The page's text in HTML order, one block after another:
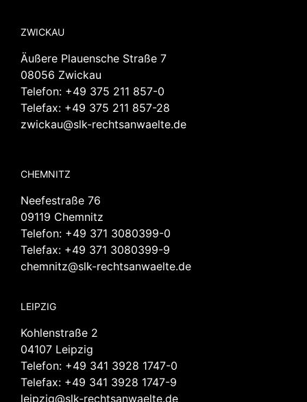
ZWICKAU
Äußere Plauensche Straße 7
08056 Zwickau
Telefon: +49 375 211 857-0
Telefax: +49 375 211 857-28
zwickau@slk-rechtsanwaelte.de
CHEMNITZ
Neefestraße 76
09119 Chemnitz
Telefon: +49 371 3080399-0
Telefax: +49 371 3080399-9
chemnitz@slk-rechtsanwaelte.de
LEIPZIG
Kohlenstraße 2
04107 Leipzig
Telefon: +49 341 3928 1747-0
Telefax: +49 341 3928 1747-9
leipzig@slk-rechtsanwaelte.de